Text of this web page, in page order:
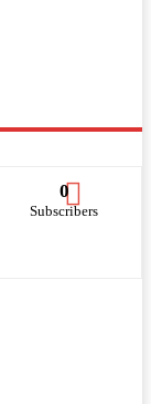
0
Subscribers